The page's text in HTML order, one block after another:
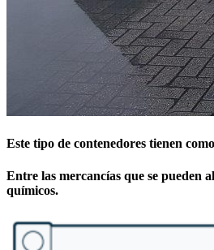
Este tipo de contenedores tienen
Entre las mercancías que se pueden
químicos.